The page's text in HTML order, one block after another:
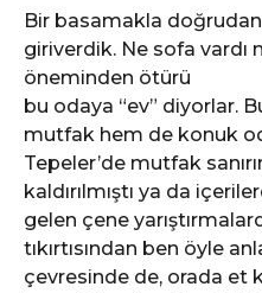
Bir basamakla
giriverdik. Ne sofa vardı
öneminden ötürü
bu odaya “ev” diyorlar.
mutfak hem de konuk
Tepeler’de mutfak
kaldırılmıştı ya da
gelen çene
tıkırtısından ben öyle
çevresinde de, orada et